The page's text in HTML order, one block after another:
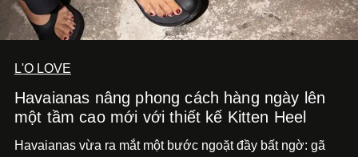
L'O LOVE
Havaianas nâng phong cách hàng ngày lên
một tầm cao mới với thiết kế Kitten Heel
Havaianas vừa ra mắt một bước ngoặt đầy bất ngờ: gã